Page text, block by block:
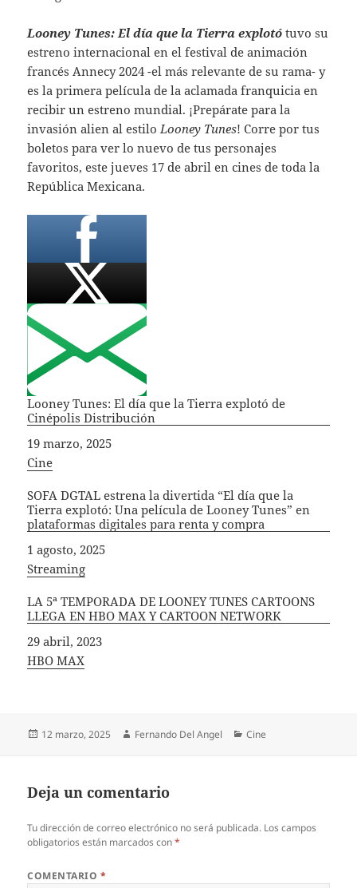
Looney Tunes: El día que la Tierra explotótuvo su
estreno internacional en el festival de animación
francés Annecy 2024 -el más relevante de su rama- y
es la primera película de la aclamada franquicia en
recibir un estreno mundial. ¡Prepárate para la
invasión alien al estilo Looney Tunes! Corre por tus
boletos para ver lo nuevo de tus personajes
favoritos, este jueves 17 de abril en cines de toda la
República Mexicana.
Looney Tunes: El día que la Tierra explotó de
Cinépolis Distribución
Fecha
19 marzo, 2025
In relation to
Cine
SOFA DGTAL estrena la divertida “El día que la
Tierra explotó: Una película de Looney Tunes” en
plataformas digitales para renta y compra
Fecha
1 agosto, 2025
In relation to
Streaming
LA 5ª TEMPORADA DE LOONEY TUNES CARTOONS
LLEGA EN HBO MAX Y CARTOON NETWORK
Fecha
29 abril, 2023
In relation to
HBO MAX
Publicado
12 marzo, 2025 Autor
Fernando Del Angel Categorías
Cine
Deja un comentario
Tu dirección de correo electrónico no será publicada. Los campos
obligatorios están marcados con*
COMENTARIO *